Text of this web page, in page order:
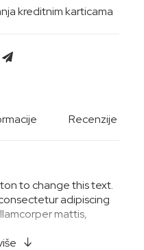
kreditnim karticama
Recenzije
to change this text.
adipiscing
mattis,